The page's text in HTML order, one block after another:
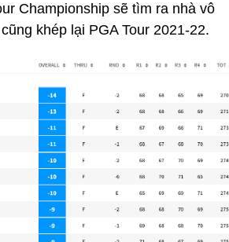
Championship sẽ tìm ra nhà vô
khép lại PGA Tour 2021-22.